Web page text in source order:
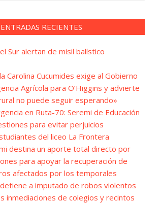
ENTRADAS RECIENTES
Sur alertan de misil balístico
Carolina Cucumides exige al Gobierno
Agrícola para O’Higgins y advierte
no puede seguir esperando»
en Ruta-70: Seremi de Educación
para evitar perjuicios
del liceo La Frontera
destina un aporte total directo por
para apoyar la recuperación de
afectados por los temporales
a imputado de robos violentos
inmediaciones de colegios y recintos